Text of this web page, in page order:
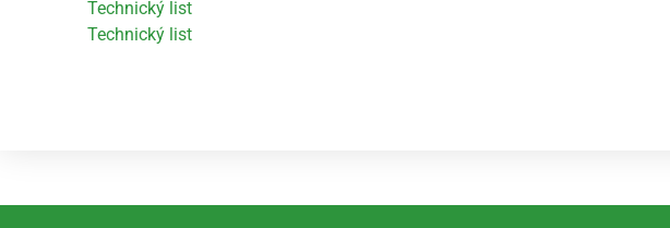
Technický list
Technický list